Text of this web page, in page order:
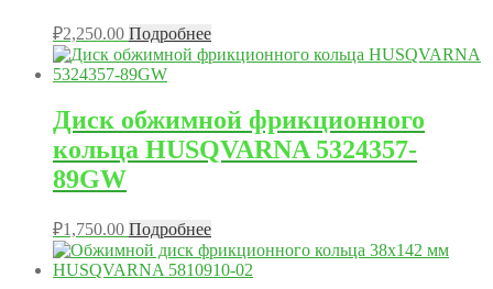
₽2,250.00 Подробнее
Диск обжимной фрикционного
кольца HUSQVARNA 5324357-
89GW
₽1,750.00 Подробнее